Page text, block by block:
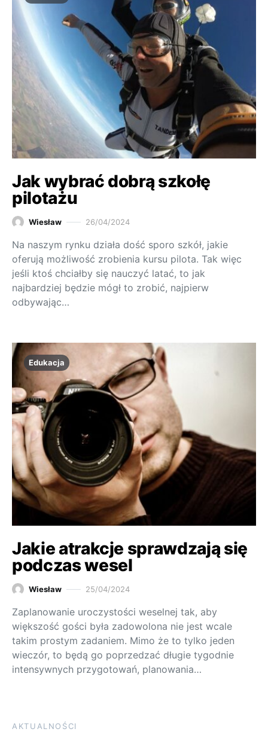
Jak wybrać dobrą szkołę
pilotażu
Wiesław 26/04/2024
Na naszym rynku działa dość sporo szkół, jakie
oferują możliwość zrobienia kursu pilota. Tak więc
jeśli ktoś chciałby się nauczyć latać, to jak
najbardziej będzie mógł to zrobić, najpierw
odbywając…
Edukacja
Jakie atrakcje sprawdzają się
podczas wesel
Wiesław 25/04/2024
Zaplanowanie uroczystości weselnej tak, aby
większość gości była zadowolona nie jest wcale
takim prostym zadaniem. Mimo że to tylko jeden
wieczór, to będą go poprzedzać długie tygodnie
intensywnych przygotowań, planowania…
AKTUALNOŚCI